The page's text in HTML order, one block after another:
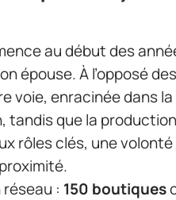
au début des
épouse. À l’opposé
voie, enracinée dans
tandis que la
rôles clés, une
: 150 boutiques